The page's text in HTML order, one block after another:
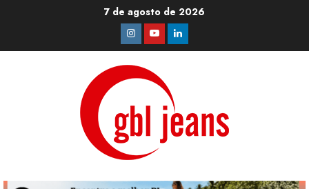
7 de agosto de 2026
Instagram
YoutubeLinkedin